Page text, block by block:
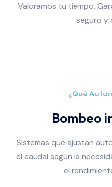
Valoramos tu tiempo.
seguro y
¿Qué
Bombeo
Sistemas que ajustan
el caudal según la
el